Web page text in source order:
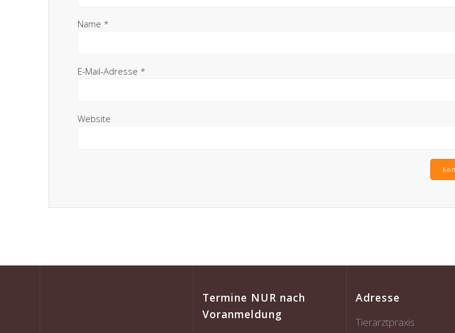
Name *
E-Mail-Adresse *
Website
Termine NUR nach
Voranmeldung
Adresse
Tierarztpraxis